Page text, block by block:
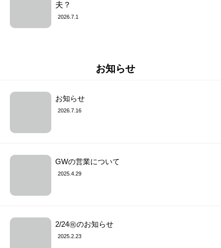
夫？
2026.7.1
お知らせ
お知らせ
2026.7.16
GWの営業について
2025.4.29
2/24㊗︎のお知らせ
2025.2.23